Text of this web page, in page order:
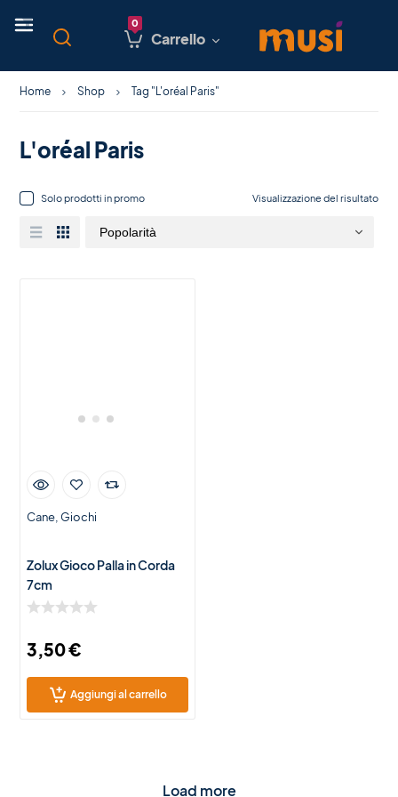
Carrello
Home Shop Tag "L'oréal Paris"
L'oréal Paris
Solo prodotti in promo Visualizzazione del risultato
Cane Giochi
Zolux Gioco Palla in Corda
7cm
3,50€
Aggiungi al carrello
Load more